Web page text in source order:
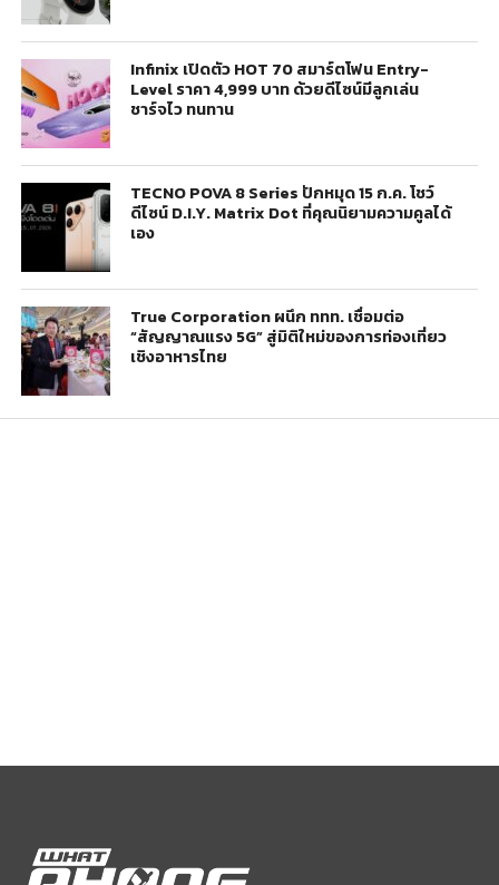
Infinix เปิดตัว HOT 70 สมาร์ตโฟน Entry-
Level ราคา 4,999 บาท ด้วยดีไซน์มีลูกเล่น
ชาร์จไว ทนทาน
TECNO POVA 8 Series ปักหมุด 15 ก.ค. โชว์
ดีไซน์ D.I.Y. Matrix Dot ที่คุณนิยามความคูลได้
เอง
True Corporation ผนึก ททท. เชื่อมต่อ
“สัญญาณแรง 5G” สู่มิติใหม่ของการท่องเที่ยว
เชิงอาหารไทย